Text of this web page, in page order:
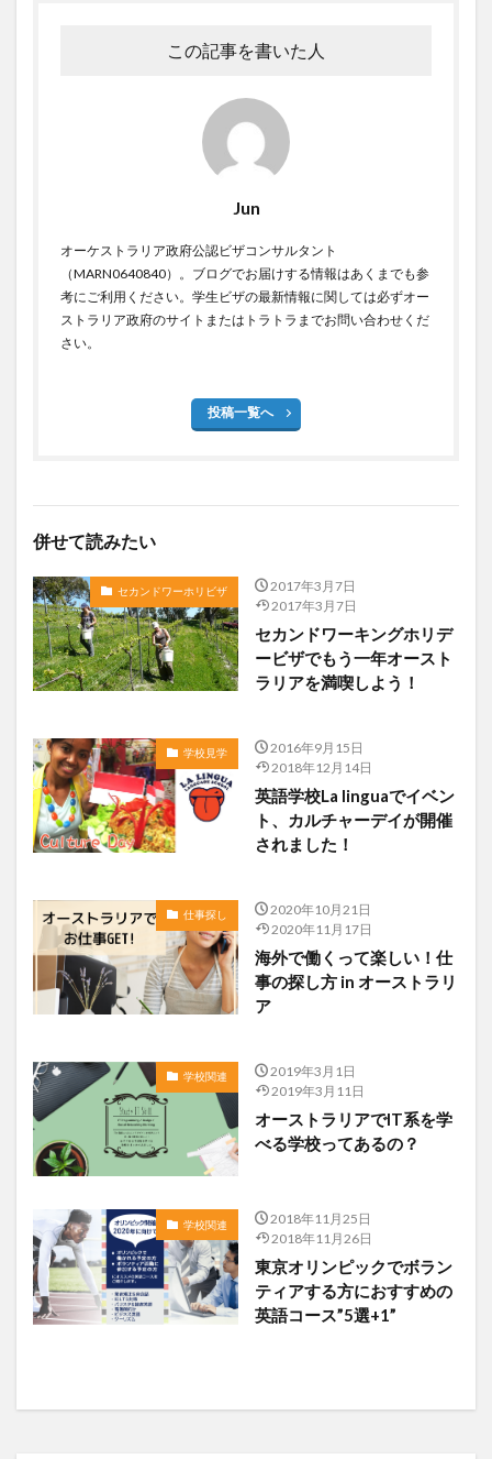
この記事を書いた人
Jun
オーケストラリア政府公認ビザコンサルタント
（MARN0640840）。ブログでお届けする情報はあくまでも参
考にご利用ください。学生ビザの最新情報に関しては必ずオー
ストラリア政府のサイトまたはトラトラまでお問い合わせくだ
さい。
投稿一覧へ
併せて読みたい
セカンドワーホリビザ
2017年3月7日
2017年3月7日
セカンドワーキングホリデ
ービザでもう一年オースト
ラリアを満喫しよう！
学校見学
2016年9月15日
2018年12月14日
英語学校La linguaでイベン
ト、カルチャーデイが開催
されました！
仕事探し
2020年10月21日
2020年11月17日
海外で働くって楽しい！仕
事の探し方 in オーストラリ
ア
学校関連
2019年3月1日
2019年3月11日
オーストラリアでIT系を学
べる学校ってあるの？
学校関連
2018年11月25日
2018年11月26日
東京オリンピックでボラン
ティアする方におすすめの
英語コース”5選+1”